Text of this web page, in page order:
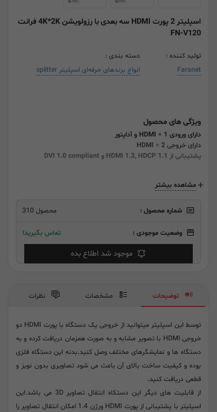
اسپلیتر 2 پورت HDMI سه بعدی با رزولویشن 4K*2K فرانت
FN-V120
تولید کننده :
Faranet
دسته بندی :
انواع برندهای حرفه‌ای اسپلیتر splitter
ویژگی های محصول
دارای ورودی HDMI × 1 و آداپتور
دارای خروجی HDMI × 2
پشتیبانی از HDMI 1.3, HDCP 1.1 و DVI 1.0 compliant
مشاهده بیشتر
شماره محصول : محصول 310
وضعیت موجودی : تماس بگیرید!
موجود شد اطلاع بده
توسط این اسپلیتر میتوانید از خروجی یک دستگاه با پورت HDMI دو
خروجی HDMI با تصویر مشابه و به صورت همزمان دریافت کرده و به
دستگاه ها و نمایشگرهای مختلف وصل کنید.بدنه این دستگاه فلزی
بوده و کیفیت ساخت بالای آن باعث می شود تصاویری بدون نویز و
قطعی دریافت کنید.
از قابلیت های دیگر این دستکاه انتقال تصاویر 3D می باشد.این
اسپلیتر با پشتیبانی از پورت HDMI ورژن 1.4 امکان انتقال تصاویر را